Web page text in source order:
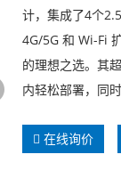
计，集成了4个
4G/5G 和 Wi-Fi
的理想之选。其
内轻松部署，同
在线询价